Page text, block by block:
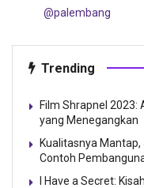
@palembang
Trending
Film Shrapnel 2023:
yang Menegangkan
Kualitasnya
Contoh
I Have a Secret: